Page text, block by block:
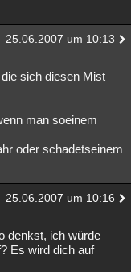
25.06.2007 um 10:13
sich diesen Mist
man soeinem
oder schadetseinem
25.06.2007 um 10:16
denkst, ich würde
Es wird dich auf